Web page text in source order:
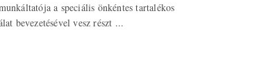
a speciális önkéntes tartalékos
bevezetésével vesz részt ...